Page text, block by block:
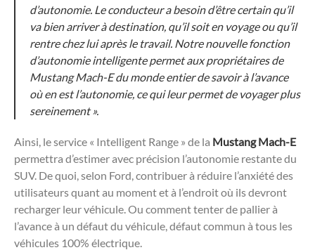
d’autonomie. Le conducteur a besoin d’être certain qu’il
va bien arriver à destination, qu’il soit en voyage ou qu’il
rentre chez lui après le travail. Notre nouvelle fonction
d’autonomie intelligente permet aux propriétaires de
Mustang Mach-E du monde entier de savoir à l’avance
où en est l’autonomie, ce qui leur permet de voyager plus
sereinement ».
Ainsi, le service « Intelligent Range » de la Mustang Mach-E
permettra d’estimer avec précision l’autonomie restante du
SUV. De quoi, selon Ford, contribuer à réduire l’anxiété des
utilisateurs quant au moment et à l’endroit où ils devront
recharger leur véhicule. Ou comment tenter de pallier à
l’avance à un défaut du véhicule, défaut commun à tous les
véhicules 100% électrique.